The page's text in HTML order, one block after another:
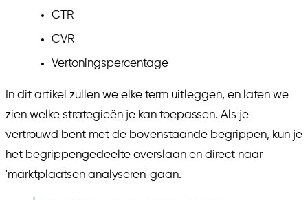
CTR
CVR
Vertoningspercentage
In dit artikel zullen we elke term uitleggen, en laten we
zien welke strategieën je kan toepassen. Als je
vertrouwd bent met de bovenstaande begrippen, kun je
het begrippengedeelte overslaan en direct naar
'marktplaatsen analyseren' gaan.